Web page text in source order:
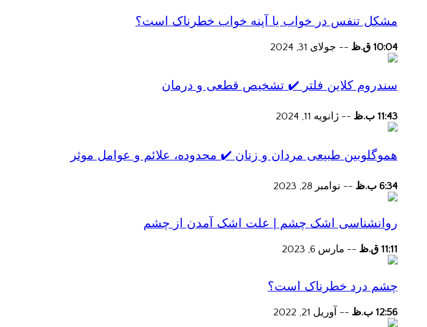
مشکل تنفس در خواب یا آپنه خواب خطرناک است؟
10:04 ق.ظ -- جولای 31, 2024
سندروم کلاین فلتر ✔️ تشخیص قطعی و درمان
11:43 ب.ظ -- ژانویه 11, 2024
هموگلوبین طبیعی مردان و زنان ✔️ محدوده، علائم و عوامل موثر
6:34 ب.ظ -- نوامبر 28, 2023
روانشناسی اشک چشم | علت اشک آمدن از چشم
11:11 ق.ظ -- مارس 6, 2023
چشم درد خطرناک است؟
12:56 ب.ظ -- آوریل 21, 2022